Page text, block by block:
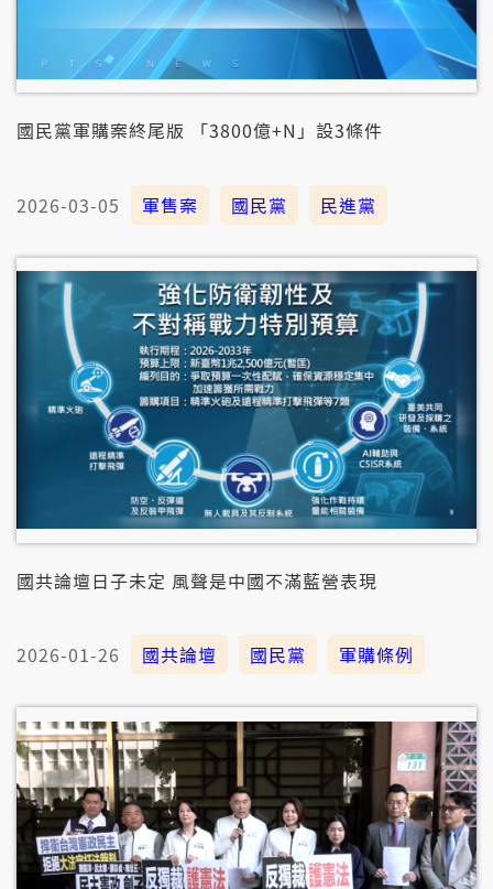
國民黨軍購案終尾版 「3800億+N」設3條件
2026-03-05 軍售案 國民黨 民進黨
國共論壇日子未定 風聲是中國不滿藍營表現
2026-01-26 國共論壇 國民黨 軍購條例